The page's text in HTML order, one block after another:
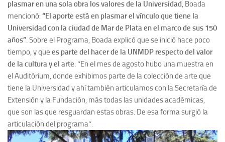
plasmar en una sola obra los valores de la Universidad, Boada
mencionó:“El aporte está en plasmar el vínculo que tiene la
Universidad con la ciudad de Mar de Plata en el marco de sus 150
años”. Sobre el Programa, Boada explicó que se inició hace poco
tiempo, y que es parte del hacer de la UNMDP respecto del valor
de la cultura y el arte. ‘’En el mes de agosto hubo una muestra en
el Auditórium, donde exhibimos parte de la colección de arte que
tiene la Universidad y ahí también articulamos con la Secretaría de
Extensión y la Fundación, más todas las unidades académicas,
que son las que resguardan estas obras. De esa forma surgió la
articulación del programa’’.